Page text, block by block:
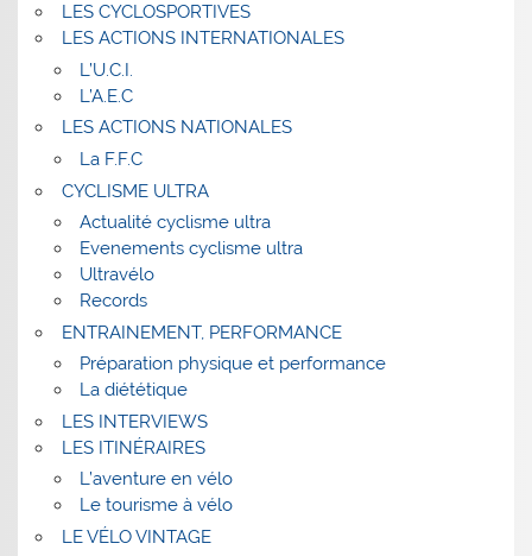
LES CYCLOSPORTIVES
LES ACTIONS INTERNATIONALES
L’U.C.I.
L’A.E.C
LES ACTIONS NATIONALES
La F.F.C
CYCLISME ULTRA
Actualité cyclisme ultra
Evenements cyclisme ultra
Ultravélo
Records
ENTRAINEMENT, PERFORMANCE
Préparation physique et performance
La diététique
LES INTERVIEWS
LES ITINÉRAIRES
L’aventure en vélo
Le tourisme à vélo
LE VÉLO VINTAGE